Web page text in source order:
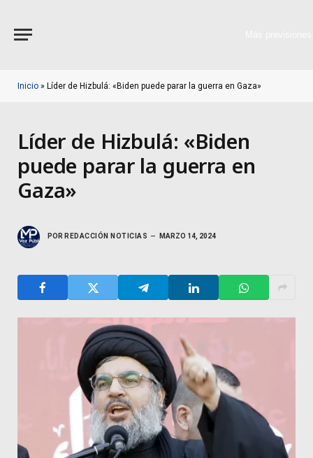
Inicio » Líder de Hizbulá: «Biden puede parar la guerra en Gaza»
Líder de Hizbulá: «Biden
puede parar la guerra en
Gaza»
POR REDACCIÓN NOTICIAS MARZO 14, 2024